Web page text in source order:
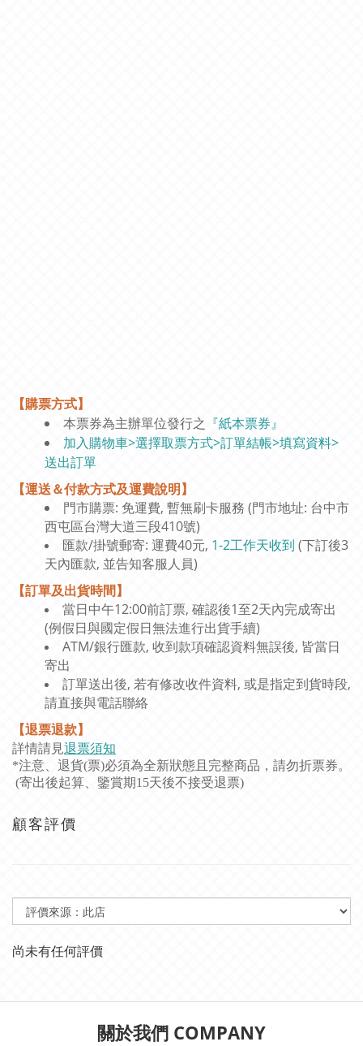
【購票方式】
本票券為主辦單位發行之 『紙本票券』
加入購物車>選擇取票方式>訂單結帳>填寫資料>
送出訂單
【運送＆付款方式及運費說明】
門市購票: 免運費, 暫無刷卡服務 (門市地址: 台中市
西屯區台灣大道三段410號)
匯款/掛號郵寄: 運費40元, 1-2工作天收到 (下訂後3
天內匯款, 並告知客服人員)
【訂單及出貨時間】
當日中午12:00前訂票, 確認後1至2天內完成寄出
(例假日與國定假日無法進行出貨手續)
ATM/銀行匯款, 收到款項確認資料無誤後, 皆當日
寄出
訂單送出後, 若有修改收件資料, 或是指定到貨時段,
請直接與電話聯絡
【退票退款】
詳情請見退票須知
*注意、退貨(票)必須為全新狀態且完整商品，請勿折票券。
(寄出後起算、鑒賞期15天後不接受退票)
顧客評價
尚未有任何評價
關於我們 COMPANY